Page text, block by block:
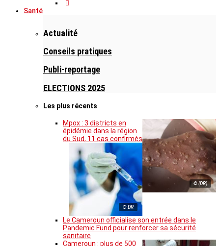
Santé
Actualité
Conseils pratiques
Publi-reportage
ELECTIONS 2025
Les plus récents
© (DR)
Mpox : 3 districts en
épidémie dans la région
du Sud, 11 cas confirmés
© DR
Le Cameroun officialise son entrée dans le
Pandemic Fund pour renforcer sa sécurité
sanitaire
Cameroun : plus de 500